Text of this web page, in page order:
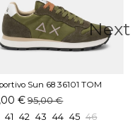
Sun 68 36101 TOM
Kaki
€ 95,00 €
41 42 43 44 45 46
Next